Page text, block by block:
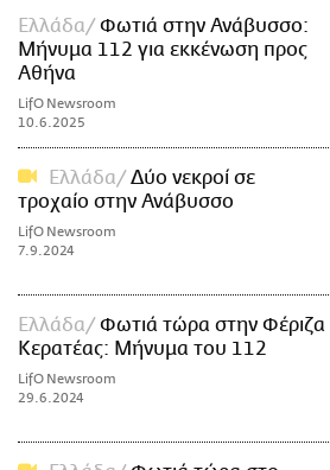
Ελλάδα
Φωτιά στην Ανάβυσσο:
Μήνυμα 112 για εκκένωση προς
Αθήνα
LifO Newsroom
10.6.2025
Ελλάδα
Δύο νεκροί σε
τροχαίο στην Ανάβυσσο
LifO Newsroom
7.9.2024
Ελλάδα
Φωτιά τώρα στην Φέριζα
Κερατέας: Μήνυμα του 112
LifO Newsroom
29.6.2024